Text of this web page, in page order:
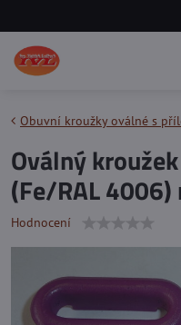
Obuvní kroužky oválné s
Oválný
(Fe/RAL 4006)
Hodnocení